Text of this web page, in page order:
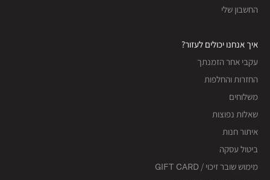
החשבון שלי
איך אנחנו יכולים לעזור?
עקבי אחר הזמנתך
החזרות והחלפות
משלוחים
שאלות נפוצות
איתור חנות
ביטול עסקה
מימוש שובר זיכוי / GIFT CARD